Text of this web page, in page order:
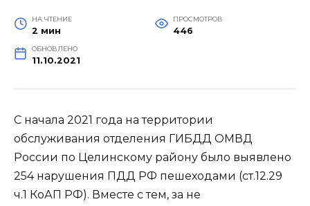
НА ЧТЕНИЕ
2 мин
ПРОСМОТРОВ
446
ОБНОВЛЕНО
11.10.2021
С начала 2021 года на территории
обслуживания отделения ГИБДД ОМВД
России по Целинскому району было выявлено
254 нарушения ПДД РФ пешеходами (ст.12.29
ч.1 КоАП РФ). Вместе с тем, за не